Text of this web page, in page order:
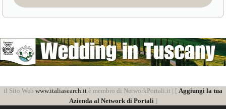
il Sito Web www.italiasearch.it è membro di NetworkPortali.it | [ Aggiungi la tua
Azienda al Network di Portali]